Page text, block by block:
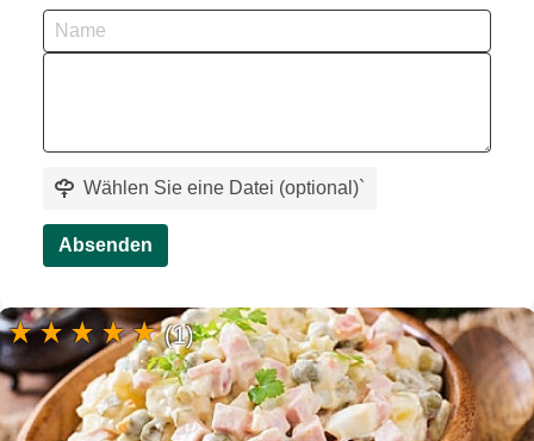
Wählen Sie eine Datei (optional)`
Absenden
(1)